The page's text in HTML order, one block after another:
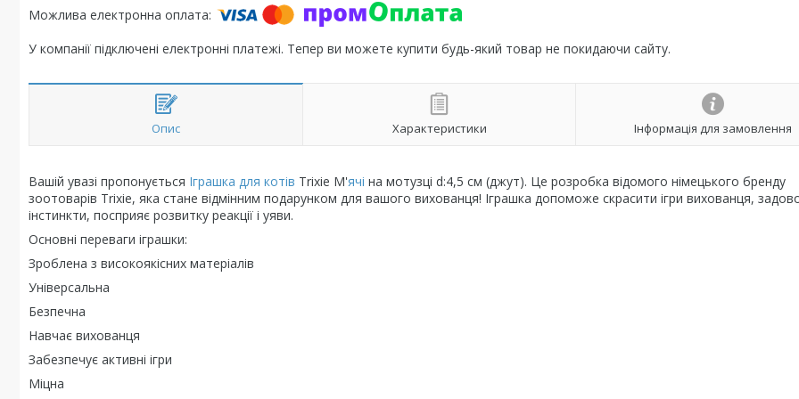
У компанії підключені електронні платежі. Тепер ви можете купити будь-який товар не покидаючи сайту.
Опис Характеристики Інформація для замовлення
Вашій увазі пропонується Іграшка для котів Trixie М'ячі на мотузці d:4,5 см (джут). Це розробка відомого німецького бренду
зоотоварів Trixie, яка стане відмінним подарунком для вашого вихованця! Іграшка допоможе скрасити ігри вихованця,
інстинкти, посприяє розвитку реакції і уяви.
Основні переваги іграшки:
Зроблена з високоякісних матеріалів
Універсальна
Безпечна
Навчає вихованця
Забезпечує активні ігри
Міцна